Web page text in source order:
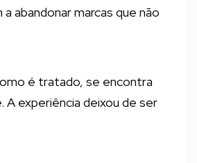
abandonar marcas que não
é tratado, se encontra
A experiência deixou de ser